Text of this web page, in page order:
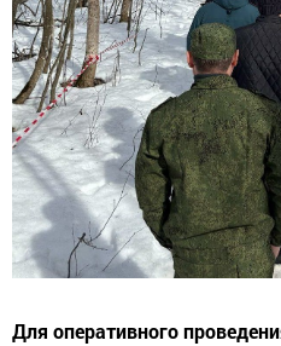
Для оперативного